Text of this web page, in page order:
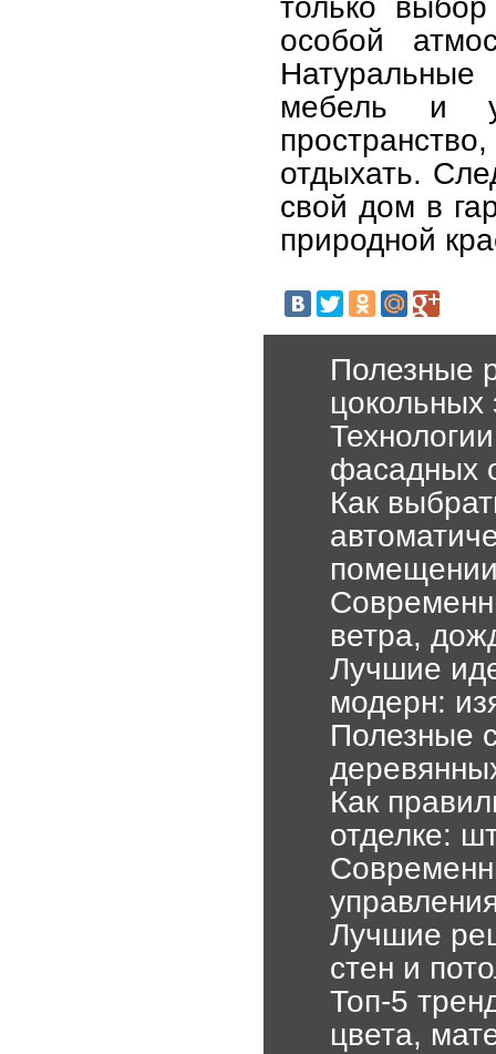
особой
мебель и
отдыхать.
свой дом в
природной
Полезные
цокольных
фасадных
Как
ветра,
Лучшие
модерн:
Полезные
Как
отделке:
Лучшие
стен и
Топ-5
цвета,